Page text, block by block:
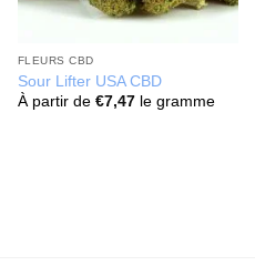
FLEURS CBD
Sour Lifter USA CBD
À partir de €7,47le gramme